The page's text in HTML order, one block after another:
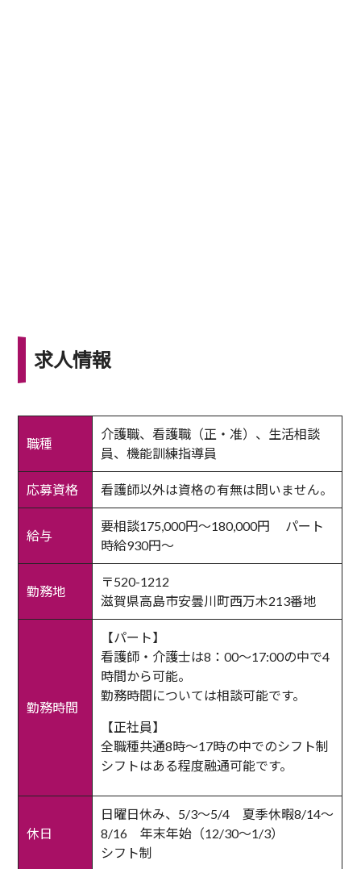
求人情報
職種
介護職、看護職（正・准）、生活相談
員、機能訓練指導員
応募資格 看護師以外は資格の有無は問いません。
給与
要相談175,000円～180,000円 パート
時給930円～
勤務地
〒520-1212
滋賀県高島市安曇川町西万木213番地
勤務時間
【パート】
看護師・介護士は8：00～17:00の中で4
時間から可能。
勤務時間については相談可能です。
【正社員】
全職種共通8時～17時の中でのシフト制
シフトはある程度融通可能です。
休日
日曜日休み、5/3～5/4 夏季休暇8/14～
8/16 年末年始（12/30～1/3）
シフト制